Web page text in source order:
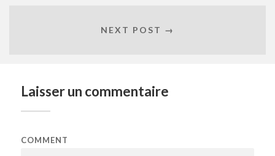
NEXT POST →
Laisser un commentaire
COMMENT